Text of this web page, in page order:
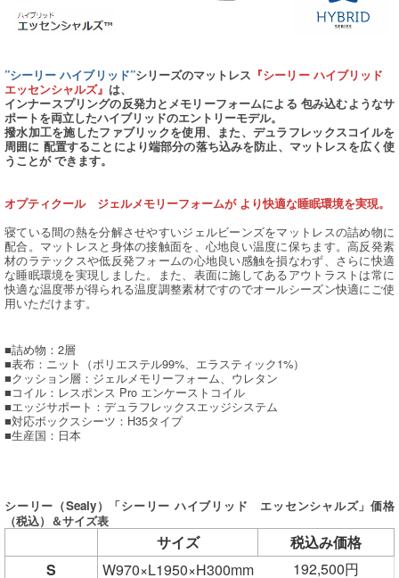
”シーリー ハイブリッド”シリーズのマットレス 『シーリー ハイブリッド
エッセンシャルズ』 は、
インナースプリングの反発力とメモリーフォームによる 包み込むようなサ
ポートを両立したハイブリッドのエントリーモデル。
撥水加工を施したファブリックを使用、また、デュラフレックスコイルを
周囲に 配置することにより端部分の落ち込みを防止、マットレスを広く使
うことが できます。
オプティクール ジェルメモリーフォームが より快適な睡眠環境を実現。
寝ている間の熱を分解させやすいジェルビーンズをマットレスの詰め物に
配合。マットレスと身体の接触面を、心地良い温度に保ちます。高反発素
材のラテックスや低反発フォームの心地良い感触を損なわず、さらに快適
な睡眠環境を実現しました。また、表面に施してあるアウトラストは常に
快適な温度帯が得られる温度調整素材ですのでオールシーズン快適にご使
用いただけます。
■詰め物：2層
■表布：ニット（ポリエステル99%、エラスティック1%）
■クッション層：ジェルメモリーフォーム、ウレタン
■コイル：レスポンス Pro エンケーストコイル
■エッジサポート：デュラフレックスエッジシステム
■対応ボックスシーツ：H35タイプ
■生産国：日本
シーリー（Sealy）「シーリー ハイブリッド エッセンシャルズ」価格
（税込）＆サイズ表
サイズ
税込み価格
S
W970×L1950×H300mm
192,500円